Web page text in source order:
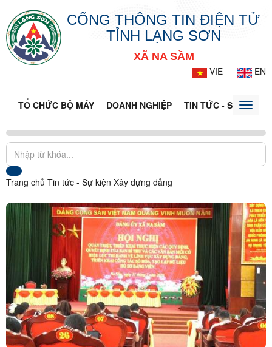
CỔNG THÔNG TIN ĐIỆN TỬ
TỈNH LẠNG SƠN
XÃ NA SẦM
VIE
EN
TỔ CHỨC BỘ MÁY DOANH NGHIỆP TIN TỨC - SỰ KIỆNToggle
Trang chủ Tin tức - Sự kiện Xây dựng đảng